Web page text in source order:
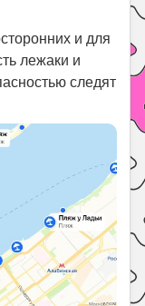
и для
лежаки и
следят